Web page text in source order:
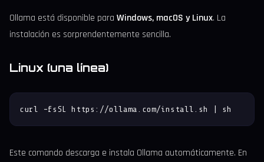
Ollama está disponible para Windows, macOS y Linux. La
instalación es sorprendentemente sencilla.
Linux (una línea)
curl -fsSL https://ollama.com/install.sh | sh
Este comando descarga e instala Ollama automáticamente. En